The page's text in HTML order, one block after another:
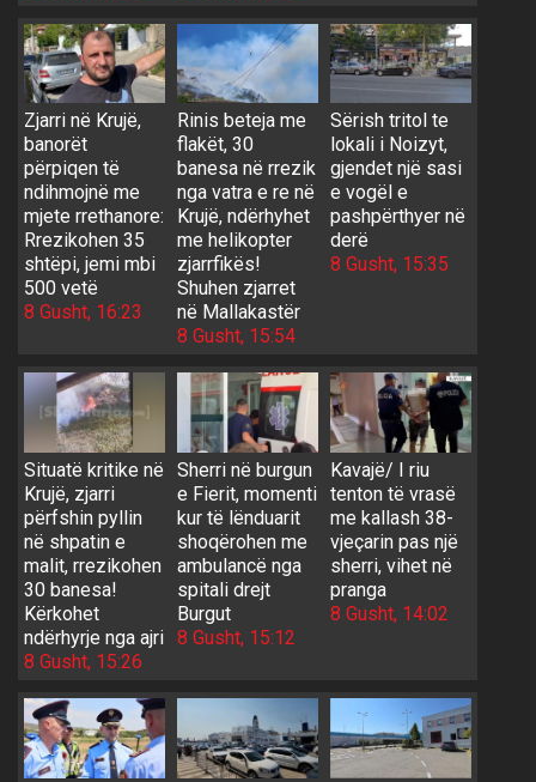
Zjarri në Krujë,
banorët
përpiqen të
ndihmojnë me
mjete rrethanore:
Rrezikohen 35
shtëpi, jemi mbi
500 vetë
8 Gusht, 16:23
Rinis beteja me
flakët, 30
banesa në rrezik
nga vatra e re në
Krujë, ndërhyhet
me helikopter
zjarrfikës!
Shuhen zjarret
në Mallakastër
8 Gusht, 15:54
Sërish tritol te
lokali i Noizyt,
gjendet një sasi
e vogël e
pashpërthyer në
derë
8 Gusht, 15:35
Situatë kritike në
Krujë, zjarri
përfshin pyllin
në shpatin e
malit, rrezikohen
30 banesa!
Kërkohet
ndërhyrje nga ajri
8 Gusht, 15:26
Sherri në burgun
e Fierit, momenti
kur të lënduarit
shoqërohen me
ambulancë nga
spitali drejt
Burgut
8 Gusht, 15:12
Kavajë/ I riu
tenton të vrasë
me kallash 38-
vjeçarin pas një
sherri, vihet në
pranga
8 Gusht, 14:02